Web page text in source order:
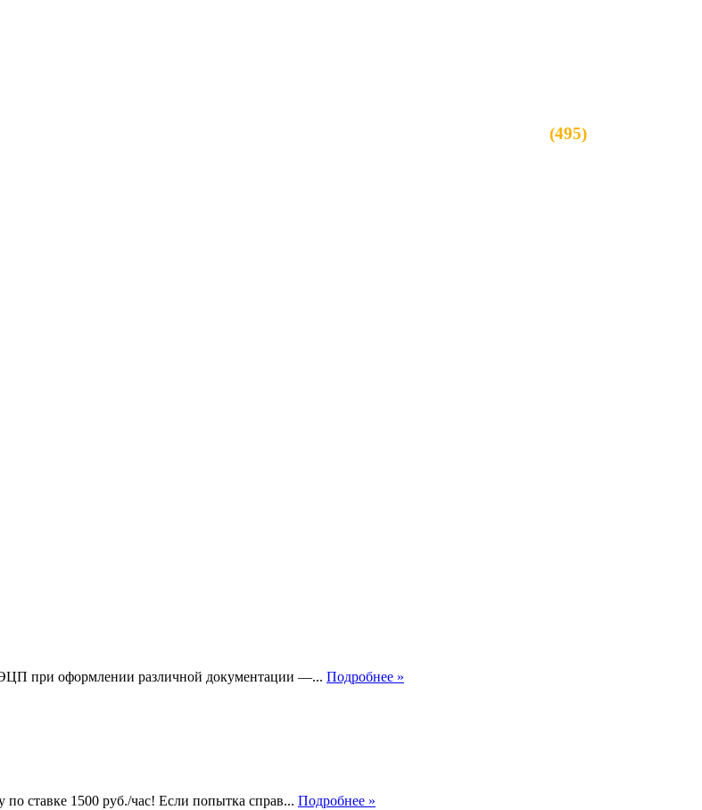
(495)
при оформлении различной документации —... Подробнее »
ставке 1500 руб./час! Если попытка справ... Подробнее »